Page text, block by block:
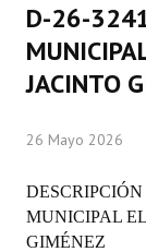
Integrantes
Comisiones
Comisiones
Concejales
Programas
D-26-
JACINTO
26 Mayo 2026
MUNICIPAL
GIMÉNEZ